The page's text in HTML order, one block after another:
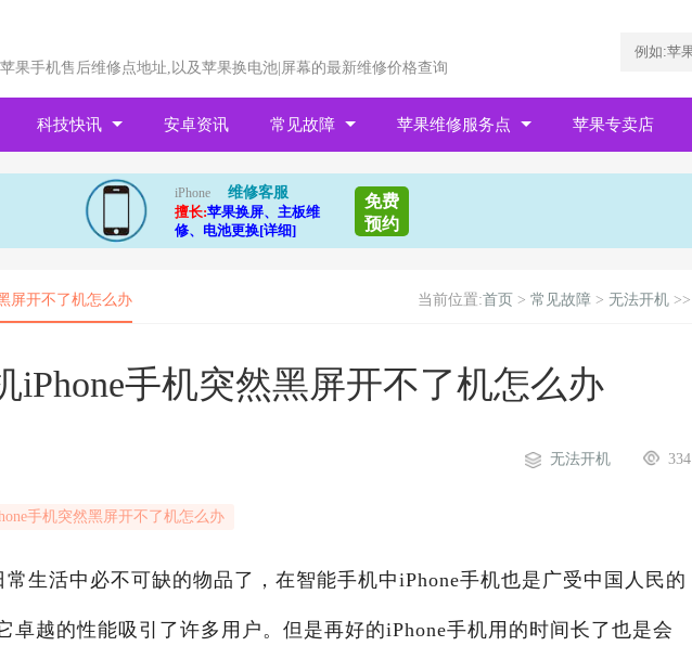
果手机售后维修点地址,以及苹果换电池|屏幕的最新维修价格查询
科技快讯 安卓资讯 常见故障 苹果维修服务点 苹果专卖店
iPhone
维修客服
擅长:苹果换屏、主板维
修、电池更换[详细]
免费
预约
屏开不了机怎么办 当前位置:首页 > 常见故障> 无法开机>>
iPhone手机突然黑屏开不了机怎么办
334
无法开机
手机突然黑屏开不了机怎么办
生活中必不可缺的物品了，在智能手机中iPhone手机也是广受中国人民的
卓越的性能吸引了许多用户。但是再好的iPhone手机用的时间长了也是会